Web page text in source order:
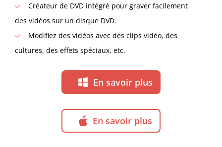
Créateur de DVD intégré pour graver facilement
des vidéos sur un disque DVD.
Modifiez des vidéos avec des clips vidéo, des
cultures, des effets spéciaux, etc.
En savoir plus
En savoir plus